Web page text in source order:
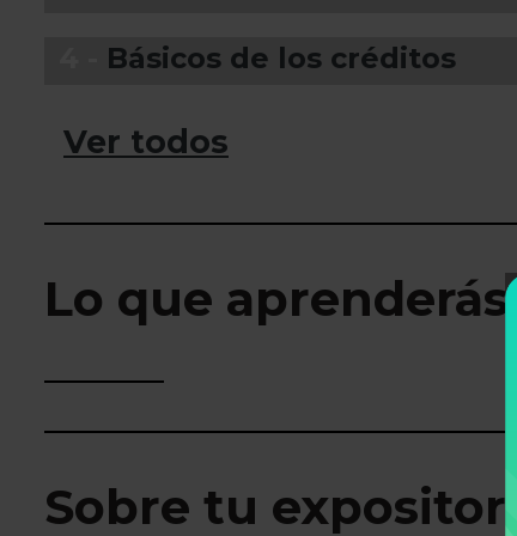
Básicos de los créditos
Ver todos
Lo que aprenderás
Sobre tu expositor